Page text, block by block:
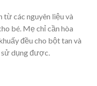
các nguyên liệu và
bé. Mẹ chỉ cần hòa
đều cho bột tan và
sử dụng được.